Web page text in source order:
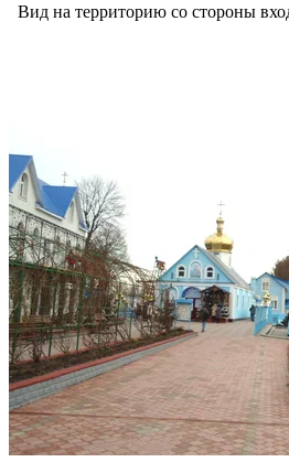
Вид на территорию со стороны